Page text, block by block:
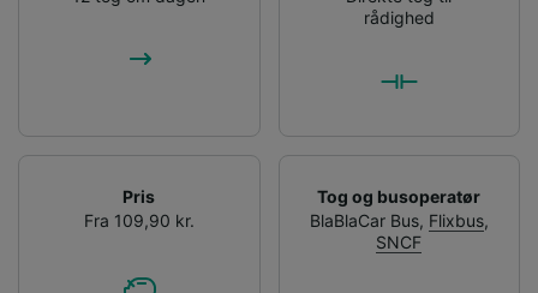
rådighed
Pris
Fra 109,90 kr.
Tog og busoperatør
BlaBlaCar Bus, Flixbus,
SNCF